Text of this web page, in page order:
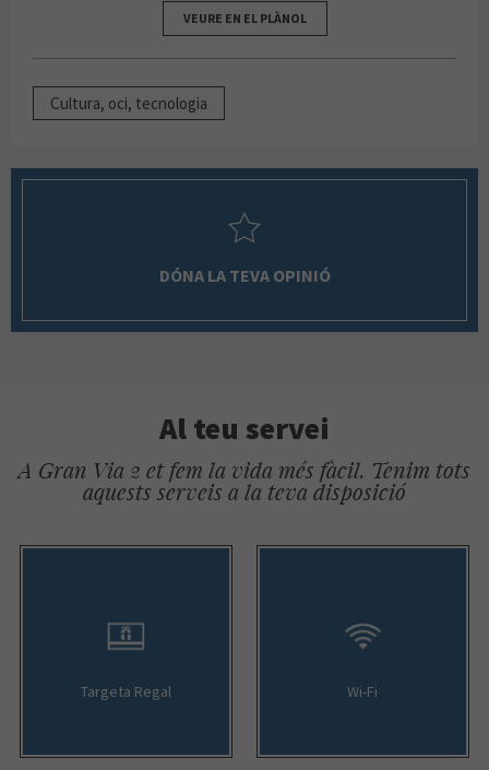
VEURE EN EL PLÀNOL
Cultura, oci, tecnologia
DÓNA LA TEVA OPINIÓ
Al teu servei
A Gran Via 2 et fem la vida més fàcil. Tenim tots
aquests serveis a la teva disposició
Targeta Regal Wi-Fi